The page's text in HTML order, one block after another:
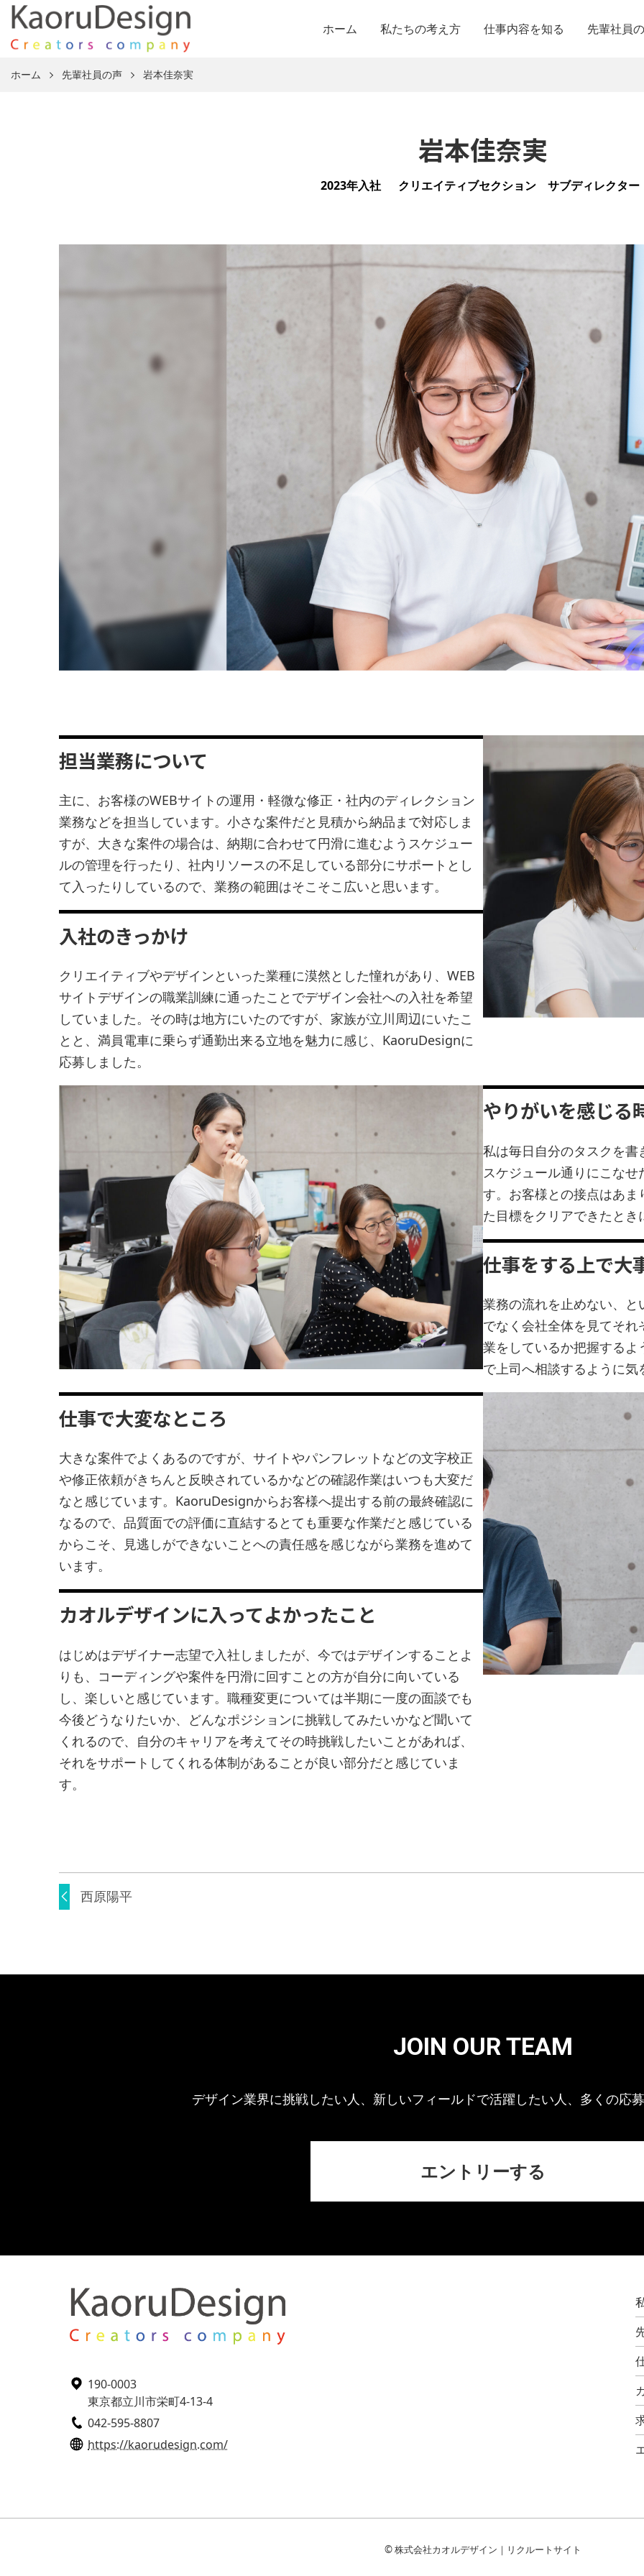
ホーム 私たちの考え方 仕事内容を知る 先輩社員
ホーム 先輩社員の声 岩本佳奈実
岩本佳奈実
2023年入社 クリエイティブセクション サブディレクター
担当業務について
主に、お客様のWEBサイトの運用・軽微な修正・社内のディレクション
業務などを担当しています。小さな案件だと見積から納品まで対応しま
すが、大きな案件の場合は、納期に合わせて円滑に進むようスケジュー
ルの管理を行ったり、社内リソースの不足している部分にサポートとし
て入ったりしているので、業務の範囲はそこそこ広いと思います。
入社のきっかけ
クリエイティブやデザインといった業種に漠然とした憧れがあり、WEB
サイトデザインの職業訓練に通ったことでデザイン会社への入社を希望
していました。その時は地方にいたのですが、家族が立川周辺にいたこ
とと、満員電車に乗らず通勤出来る立地を魅力に感じ、KaoruDesignに
応募しました。
やりがいを感じる
私は毎日自分のタスクを
スケジュール通りにこな
す。お客様との接点はあ
た目標をクリアできたと
仕事をする上で大
業務の流れを止めない、
でなく会社全体を見てそ
業をしているか把握する
で上司へ相談するように気
仕事で大変なところ
大きな案件でよくあるのですが、サイトやパンフレットなどの文字校正
や修正依頼がきちんと反映されているかなどの確認作業はいつも大変だ
なと感じています。KaoruDesignからお客様へ提出する前の最終確認に
なるので、品質面での評価に直結するとても重要な作業だと感じている
からこそ、見逃しができないことへの責任感を感じながら業務を進めて
います。
カオルデザインに入ってよかったこと
はじめはデザイナー志望で入社しましたが、今ではデザインすることよ
りも、コーディングや案件を円滑に回すことの方が自分に向いている
し、楽しいと感じています。職種変更については半期に一度の面談でも
今後どうなりたいか、どんなポジションに挑戦してみたいかなど聞いて
くれるので、自分のキャリアを考えてその時挑戦したいことがあれば、
それをサポートしてくれる体制があることが良い部分だと感じていま
す。
西原陽平
JOIN OUR TEAM
デザイン業界に挑戦したい人、新しいフィールドで活躍したい人、多くの応
エントリーする
190-0003
東京都立川市栄町4-13-4
042-595-8807
https://kaorudesign.com/
© 株式会社カオルデザイン｜リクルートサイト